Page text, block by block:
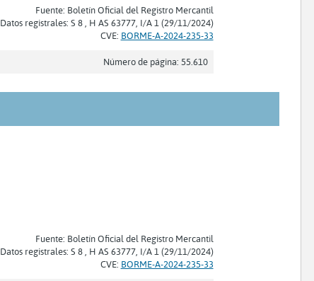
Fuente: Boletín Oficial del Registro Mercantil
Datos registrales: S 8 , H AS 63777, I/A 1 (29/11/2024)
CVE: BORME-A-2024-235-33
Número de página: 55.610
Fuente: Boletín Oficial del Registro Mercantil
Datos registrales: S 8 , H AS 63777, I/A 1 (29/11/2024)
CVE: BORME-A-2024-235-33